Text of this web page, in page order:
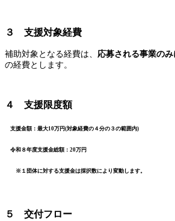
３ 支援対象経費
補助対象となる経費は、 応募される事業のみ
の経費とします。
４ 支援限度額
支援金額：最大10万円(対象経費の４分の３の範囲内)
令和８年度支援金総額：20万円
※１団体に対する支援金は採択数により変動します。
５ 交付フロー